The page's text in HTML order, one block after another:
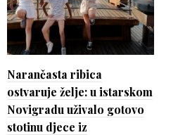
Narančasta ribica
ostvaruje želje: u istarskom
Novigradu uživalo gotovo
stotinu djece iz